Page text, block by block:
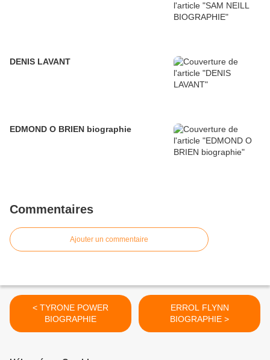
DENIS LAVANT
EDMOND O BRIEN biographie
Commentaires
Ajouter un commentaire
< TYRONE POWER
BIOGRAPHIE
ERROL FLYNN
BIOGRAPHIE >